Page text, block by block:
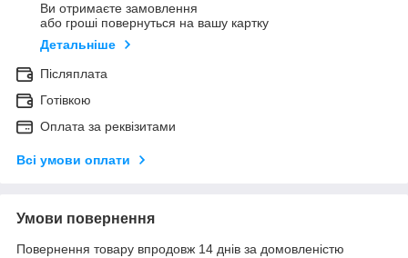
Ви отримаєте замовлення
або гроші повернуться на вашу картку
Детальніше
Післяплата
Готівкою
Оплата за реквізитами
Всі умови оплати
Умови повернення
Повернення товару впродовж 14 днів за домовленістю